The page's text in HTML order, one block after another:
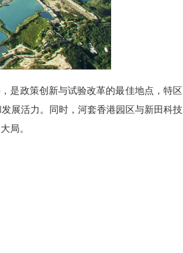
是政策创新与试验改革的最佳地点，特区
展活力。同时，河套香港园区与新田科技
局。